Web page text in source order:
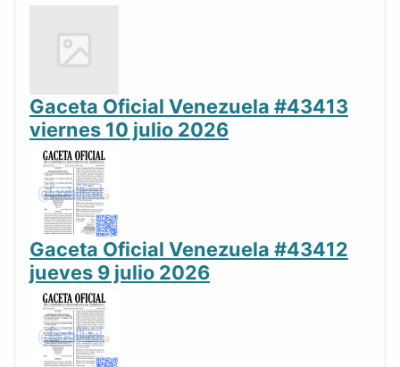
Gaceta Oficial Venezuela #43413
viernes 10 julio 2026
Gaceta Oficial Venezuela #43412
jueves 9 julio 2026